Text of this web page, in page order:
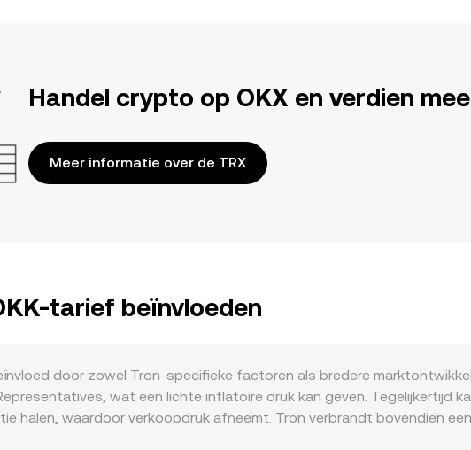
Handel crypto op OKX en verdien
Meer informatie over de TRX
tarief beïnvloeden
door zowel Tron-specifieke factoren als bredere
wat een lichte inflatoire druk kan geven. Tegelijkertijd
halen, waardoor verkoopdruk afneemt. Tron verbrandt bovendien